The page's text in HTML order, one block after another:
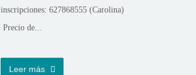
inscripciones: 627868555 (Carolina)
Precio de...
Leer más